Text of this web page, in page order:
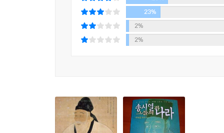
비극이었다. 그리고 이는 조선 전체의 비극을 잉태
송시열은 주자학의 의리론을 조선으로 가져오
명분론을 내세울 것이 아니라, 사회발전에 맞게 학
억압받아야 했고, 심지어 송시열은 본관이 다르더
이 책은 송시열이 무덤 속에서도 화려하게 부활
23%
2%
2%